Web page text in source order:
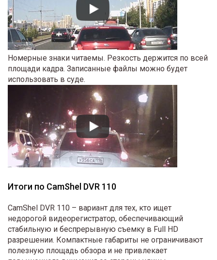
Номерные знаки читаемы. Резкость держится по всей
площади кадра. Записанные файлы можно будет
использовать в суде.
Итоги по CamShel DVR 110
CamShel DVR 110 – вариант для тех, кто ищет
недорогой видеорегистратор, обеспечивающий
стабильную и беспрерывную съемку в Full HD
разрешении. Компактные габариты не ограничивают
полезную площадь обзора и не привлекает